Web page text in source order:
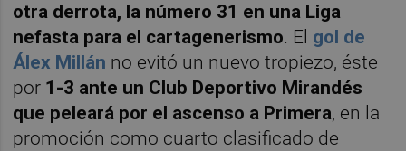
otra derrota, la número 31 en una Liga
nefasta para el cartagenerismo. El gol de
Álex Millán no evitó un nuevo tropiezo, éste
por 1-3 ante un Club Deportivo Mirandés
que peleará por el ascenso a Primera, en la
promoción como cuarto clasificado de